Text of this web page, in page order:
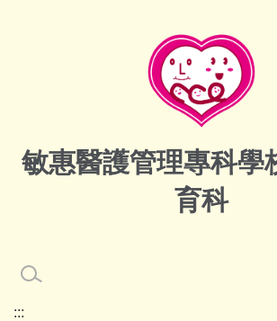
敏惠醫護管理專科學
育科
:::